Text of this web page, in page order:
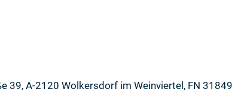
39, A-2120 Wolkersdorf im Weinviertel, FN